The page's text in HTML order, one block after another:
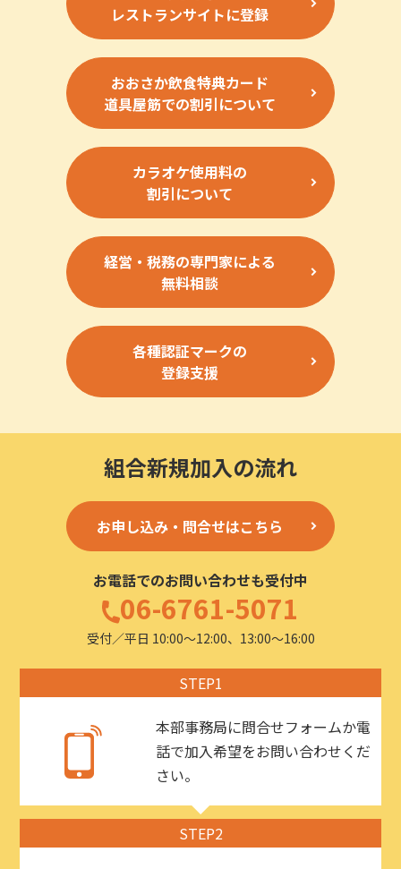
レストランサイトに登録
おおさか飲食特典カード
道具屋筋での割引について
カラオケ使用料の
割引について
経営・税務の専門家による
無料相談
各種認証マークの
登録支援
組合新規加入の流れ
お申し込み・問合せはこちら
お電話でのお問い合わせも受付中
06-6761-5071
受付／平日 10:00〜12:00、13:00〜16:00
STEP1
本部事務局に問合せフォームか電
話で加入希望をお問い合わせくだ
さい。
STEP2